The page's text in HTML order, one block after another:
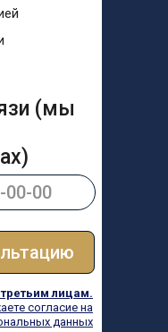
лицам.
согласие на
данных
(мы